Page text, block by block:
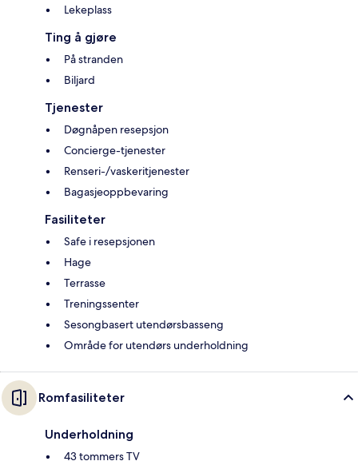
Lekeplass
Ting å gjøre
På stranden
Biljard
Tjenester
Døgnåpen resepsjon
Concierge-tjenester
Renseri-/vaskeritjenester
Bagasjeoppbevaring
Fasiliteter
Safe i resepsjonen
Hage
Terrasse
Treningssenter
Sesongbasert utendørsbasseng
Område for utendørs underholdning
Romfasiliteter
Underholdning
43 tommers TV